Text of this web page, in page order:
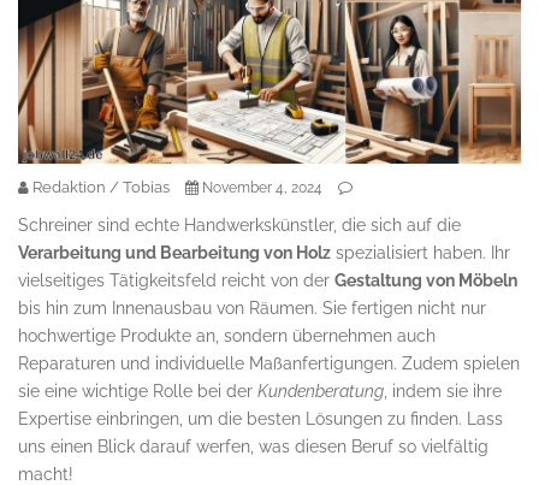
Redaktion / Tobias November 4, 2024
Schreiner sind echte Handwerkskünstler, die sich auf die
Verarbeitung und Bearbeitung von Holz spezialisiert haben. Ihr
vielseitiges Tätigkeitsfeld reicht von der Gestaltung von Möbeln
bis hin zum Innenausbau von Räumen. Sie fertigen nicht nur
hochwertige Produkte an, sondern übernehmen auch
Reparaturen und individuelle Maßanfertigungen. Zudem spielen
sie eine wichtige Rolle bei der Kundenberatung , indem sie ihre
Expertise einbringen, um die besten Lösungen zu finden. Lass
uns einen Blick darauf werfen, was diesen Beruf so vielfältig
macht!